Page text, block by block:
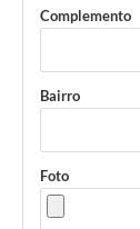
Complemento
Bairro
Foto